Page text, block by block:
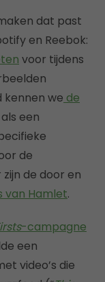
dat past
en Reebok:
voor tijdens
kennen we de
als een
de
de door en
van Hamlet.
-campagne
een
video’s die